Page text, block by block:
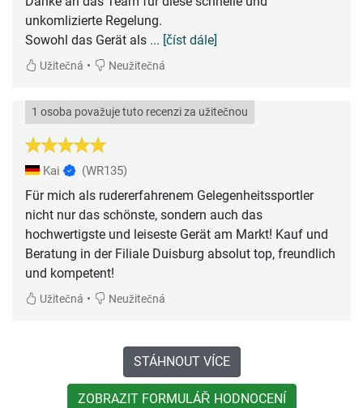
unkomlizierte Regelung.
Sowohl das Gerät als ... [číst dále]
Užitečná • Neužitečná
1 osoba považuje tuto recenzi za užitečnou
Kai (WR135)
Für mich als rudererfahrenem Gelegenheitssportler
nicht nur das schönste, sondern auch das
hochwertigste und leiseste Gerät am Markt! Kauf und
Beratung in der Filiale Duisburg absolut top, freundlich
und kompetent!
Užitečná • Neužitečná
STÁHNOUT VÍCE
ZOBRAZIT FORMULÁŘ HODNOCENÍ